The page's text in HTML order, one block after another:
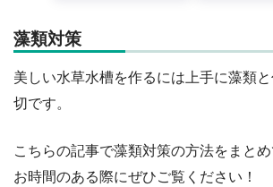
藻類対策
美しい水草水槽を作るには上手に藻類
切です。
こちらの記事で藻類対策の方法をまとめ
お時間のある際にぜひご覧ください！